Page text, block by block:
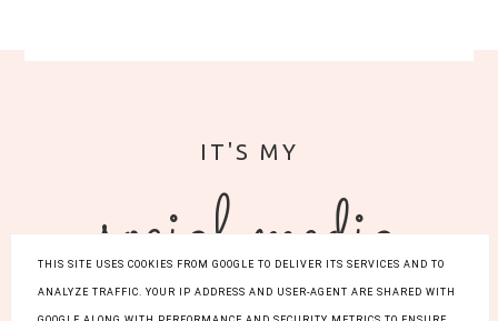
social media
THIS SITE USES COOKIES FROM GOOGLE TO DELIVER ITS SERVICES AND TO
ANALYZE TRAFFIC. YOUR IP ADDRESS AND USER-AGENT ARE SHARED WITH